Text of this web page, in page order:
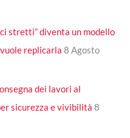
stretti” diventa un modello
replicarla 8 Agosto
dei lavori al
sicurezza e vivibilità 8